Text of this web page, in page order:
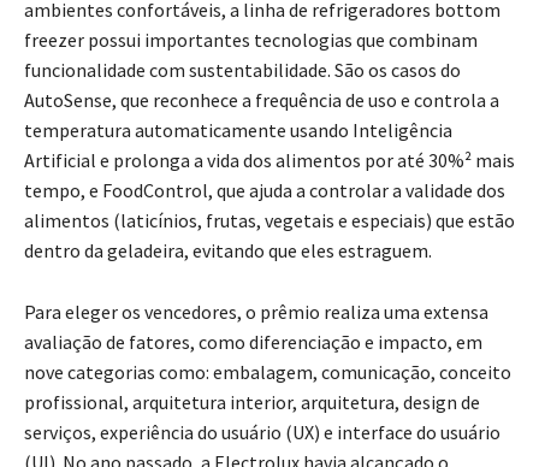
ambientes confortáveis, a linha de refrigeradores bottom
freezer possui importantes tecnologias que combinam
funcionalidade com sustentabilidade. São os casos do
AutoSense, que reconhece a frequência de uso e controla a
temperatura automaticamente usando Inteligência
Artificial e prolonga a vida dos alimentos por até 30%² mais
tempo, e FoodControl, que ajuda a controlar a validade dos
alimentos (laticínios, frutas, vegetais e especiais) que estão
dentro da geladeira, evitando que eles estraguem.
Para eleger os vencedores, o prêmio realiza uma extensa
avaliação de fatores, como diferenciação e impacto, em
nove categorias como: embalagem, comunicação, conceito
profissional, arquitetura interior, arquitetura, design de
serviços, experiência do usuário (UX) e interface do usuário